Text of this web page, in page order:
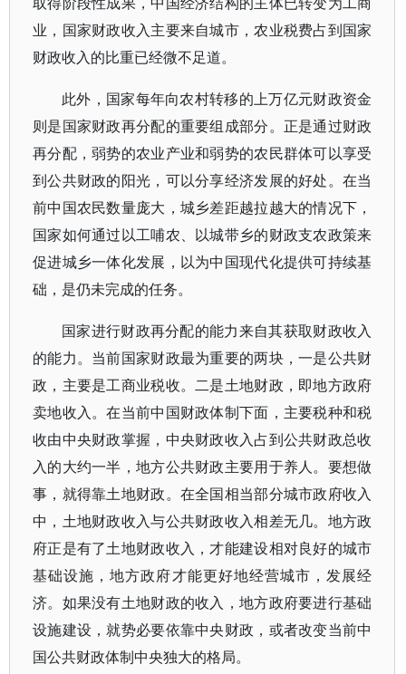
业，国家财政收入主要来自城市，农业税费占到国家
财政收入的比重已经微不足道。
此外，国家每年向农村转移的上万亿元财政资金
则是国家财政再分配的重要组成部分。正是通过财政
再分配，弱势的农业产业和弱势的农民群体可以享受
到公共财政的阳光，可以分享经济发展的好处。在当
前中国农民数量庞大，城乡差距越拉越大的情况下，
国家如何通过以工哺农、以城带乡的财政支农政策来
促进城乡一体化发展，以为中国现代化提供可持续基
础，是仍未完成的任务。
国家进行财政再分配的能力来自其获取财政收入
的能力。当前国家财政最为重要的两块，一是公共财
政，主要是工商业税收。二是土地财政，即地方政府
卖地收入。在当前中国财政体制下面，主要税种和税
收由中央财政掌握，中央财政收入占到公共财政总收
入的大约一半，地方公共财政主要用于养人。要想做
事，就得靠土地财政。在全国相当部分城市政府收入
中，土地财政收入与公共财政收入相差无几。地方政
府正是有了土地财政收入，才能建设相对良好的城市
基础设施，地方政府才能更好地经营城市，发展经
济。如果没有土地财政的收入，地方政府要进行基础
设施建设，就势必要依靠中央财政，或者改变当前中
国公共财政体制中央独大的格局。